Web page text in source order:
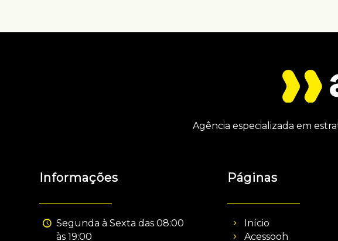
Agência especializada em
Informações
Segunda à Sexta das 08:00
às 19:00
Páginas
Início
Acessooh